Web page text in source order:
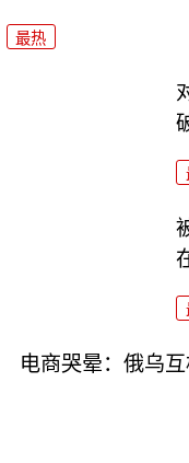
最热
电商哭晕：俄乌